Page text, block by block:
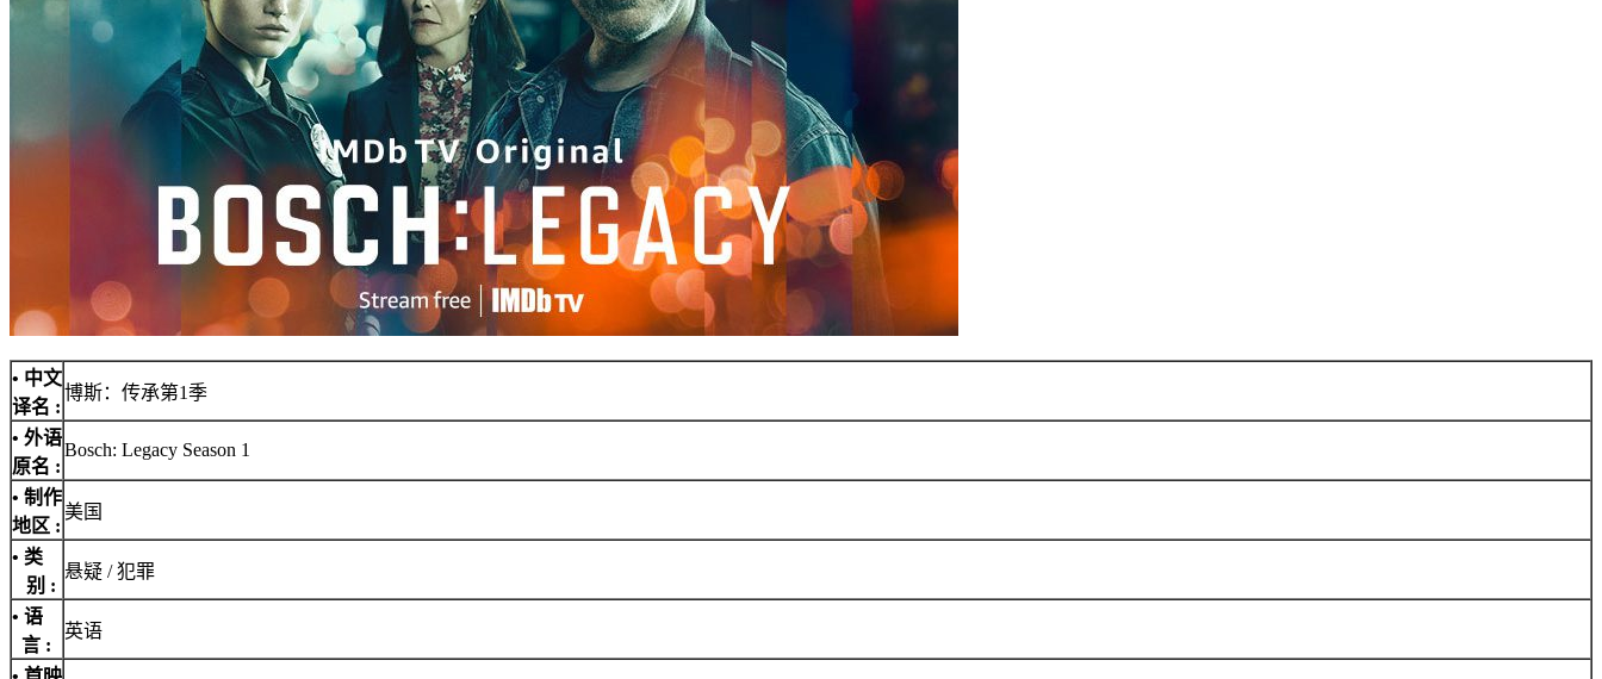
• 中文
译名 :
博斯：传承第1季
• 外语
原名 :
Bosch: Legacy‎ Season 1
• 制作
地区 :
美国
• 类
别 :
悬疑 / 犯罪
• 语
言 :
英语